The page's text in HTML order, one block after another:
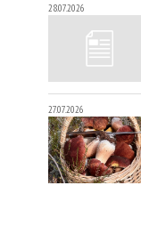
28.07.2026
27.07.2026